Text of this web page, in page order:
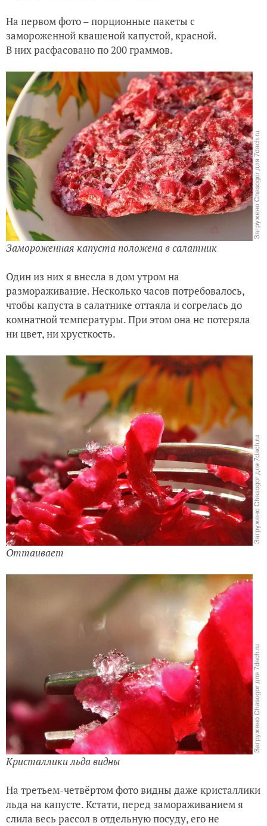
На первом фото – порционные пакеты с
замороженной квашеной капустой, красной.
В них расфасовано по 200 граммов.
Замороженная капуста положена в салатник
Один из них я внесла в дом утром на
размораживание. Несколько часов потребовалось,
чтобы капуста в салатнике оттаяла и согрелась до
комнатной температуры. При этом она не потеряла
ни цвет, ни хрусткость.
Оттаивает
Кристаллики льда видны
На третьем-четвёртом фото видны даже кристаллики
льда на капусте. Кстати, перед замораживанием я
слила весь рассол в отдельную посуду, его не